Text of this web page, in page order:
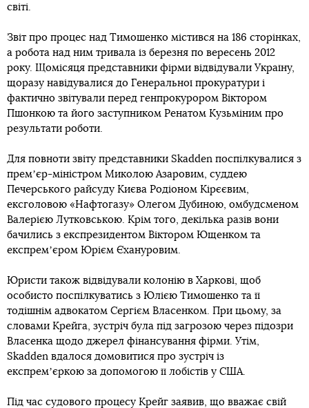
світі.
Звіт про процес над Тимошенко містився на 186 сторінках,
а робота над ним тривала із березня по вересень 2012
року. Щомісяця представники фірми відвідували Україну,
щоразу навідувалися до Генеральної прокуратури і
фактично звітували перед генпрокурором Віктором
Пшонкою та його заступником Ренатом Кузьміним про
результати роботи.
Для повноти звіту представники Skadden поспілкувалися з
премʼєр-міністром Миколою Азаровим, суддею
Печерського райсуду Києва Родіоном Кірєєвим,
ексголовою «Нафтогазу» Олегом Дубиною, омбудсменом
Валерією Лутковською. Крім того, декілька разів вони
бачились з експрезидентом Віктором Ющенком та
експремʼєром Юрієм Єхануровим.
Юристи також відвідували колонію в Харкові, щоб
особисто поспілкуватись з Юлією Тимошенко та її
тодішнім адвокатом Сергієм Власенком. При цьому, за
словами Крейга, зустріч була під загрозою через підозри
Власенка щодо джерел фінансування фірми. Утім,
Skadden вдалося домовитися про зустріч із
експремʼєркою за допомогою її лобістів у США.
Під час судового процесу Крейг заявив, що вважає свій